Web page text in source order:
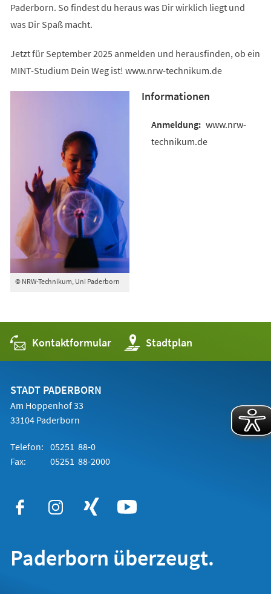
Paderborn. So findest du heraus was Dir wirklich liegt und
was Dir Spaß macht.
Jetzt für September 2025 anmelden und herausfinden, ob ein
MINT-Studium Dein Weg ist! www.nrw-technikum.de
© NRW-Technikum, Uni Paderborn
Informationen
www.nrw-
technikum.de
Kontaktformular Stadtplan
(Öffnet
in
einem
STADT PADERBORN
Am Hoppenhof 33
33104 Paderborn
Telefon: 05251 88-0
Fax:
05251 88-2000
Paderborn überzeugt.